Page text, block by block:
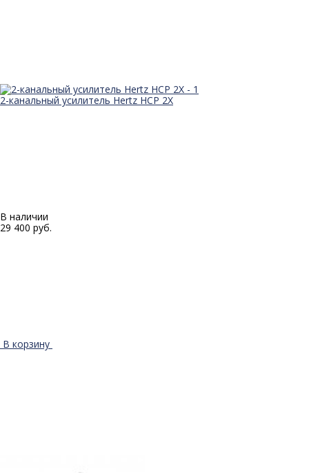
2-канальный усилитель Hertz HCP 2X
В наличии
29 400 руб.
В корзину